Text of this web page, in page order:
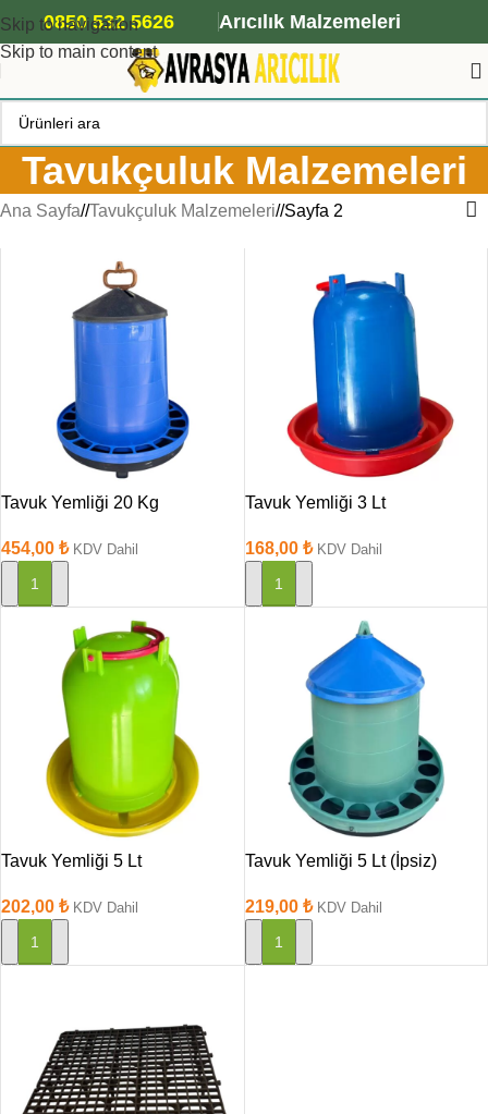
Skip to navigation
Skip to main content
ANA ARI SİPARİŞİ İÇİN TIKLAYIN
0850 532 5626 Arıcılık Malzemeleri
Tavukçuluk Malzemeleri
Ana Sayfa/ Tavukçuluk Malzemeleri/ Sayfa 2
Tavuk Yemliği 20 Kg
454,00 ₺ KDV Dahil
SEPETE EKLE
Tavuk Yemliği 3 Lt
168,00 ₺ KDV Dahil
SEPETE EKLE
Tavuk Yemliği 5 Lt
202,00 ₺ KDV Dahil
SEPETE EKLE
Tavuk Yemliği 5 Lt (İpsiz)
219,00 ₺ KDV Dahil
SEPETE EKLE